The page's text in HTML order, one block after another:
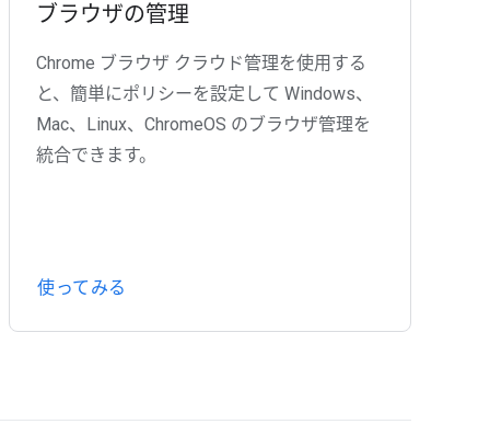
ブラウザの管理
Chrome ブラウザ クラウド管理を使用する
と、簡単にポリシーを設定して Windows、
Mac、Linux、ChromeOS のブラウザ管理を
統合できます。
使ってみる